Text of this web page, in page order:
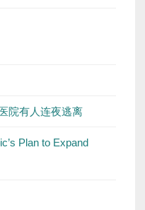
院有人连夜逃离
Plan to Expand